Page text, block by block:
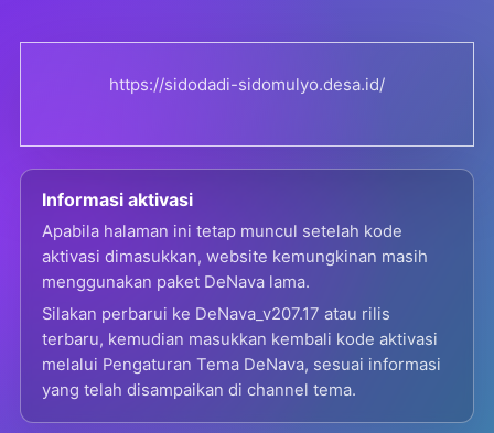
https://sidodadi-sidomulyo.desa.id/
Informasi aktivasi
Apabila halaman ini tetap muncul setelah kode
aktivasi dimasukkan, website kemungkinan masih
menggunakan paket DeNava lama.
Silakan perbarui ke DeNava_v207.17 atau rilis
terbaru, kemudian masukkan kembali kode aktivasi
melalui Pengaturan Tema DeNava, sesuai informasi
yang telah disampaikan di channel tema.